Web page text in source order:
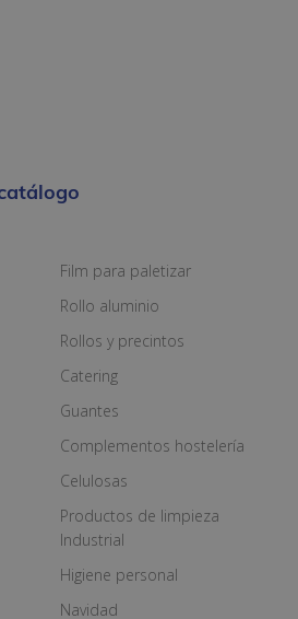
Film para paletizar
Rollo aluminio
Rollos y precintos
Catering
Guantes
Complementos hostelería
Celulosas
Productos de limpieza
Industrial
Higiene personal
Navidad